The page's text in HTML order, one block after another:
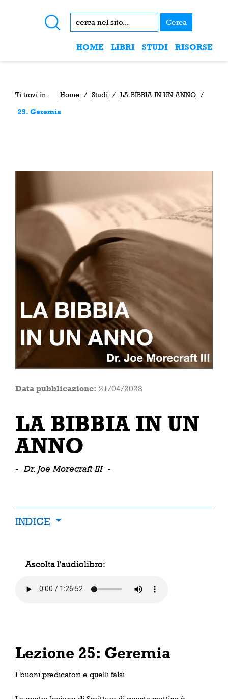
Cerca
HOME LIBRI STUDI RISORSE
Ti trovi in: Home / Studi / LA BIBBIA IN UN ANNO /
25. Geremia
Data pubblicazione: 21/04/2023
LA BIBBIA IN UN
ANNO
- Dr. Joe Morecraft III -
INDICE
Ascolta l'audiolibro:
Lezione 25: Geremia
I buoni predicatori e quelli falsi